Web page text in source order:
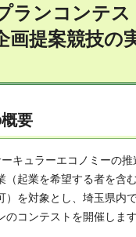
ランコンテス
画提案競技の
要
キュラーエコノミーの
（起業を希望する者を含
）を対象とし、埼玉県内
のコンテストを開催します